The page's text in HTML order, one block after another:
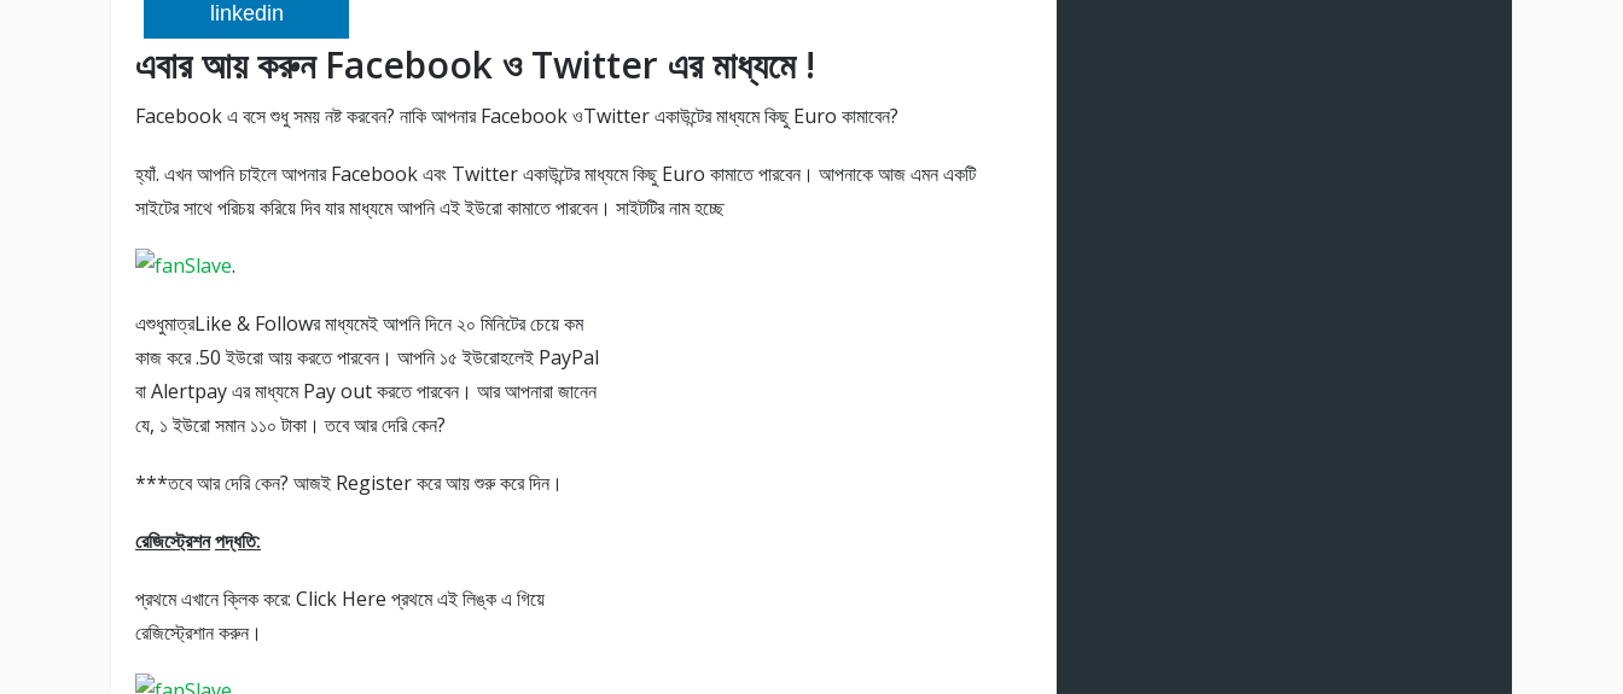
linkedin
এবার আয় করুন Facebook ও Twitter এর মাধ্যমে !
Facebook এ বসে শুধু সময় নষ্ট করবেন? নাকি আপনার Facebook ওTwitter একাউন্টের মাধ্যমে কিছু Euro কামাবেন?
হ্যাঁ. এখন আপনি চাইলে আপনার Facebook এবং Twitter একাউন্টের মাধ্যমে কিছু Euro কামাতে পারবেন। আপনাকে আজ এমন একটি
সাইটের সাথে পরিচয় করিয়ে দিব যার মাধ্যমে আপনি এই ইউরো কামাতে পারবেন। সাইটটির নাম হচ্ছে
.
এশুধুমাত্রLike & Followর মাধ্যমেই আপনি দিনে ২০ মিনিটের চেয়ে কম
কাজ করে .50 ইউরো আয় করতে পারবেন। আপনি ১৫ ইউরোহলেই PayPal
বা Alertpay এর মাধ্যমে Pay out করতে পারবেন। আর আপনারা জানেন
যে, ১ ইউরো সমান ১১০ টাকা। তবে আর দেরি কেন?
***তবে আর দেরি কেন? আজই Register করে আয় শুরু করে দিন।
রেজিস্ট্রেশনপদ্ধতি:
প্রথমে এখানে ক্লিক করে: Click Here প্রথমে এই লিঙ্ক এ গিয়ে
রেজিস্ট্রেশান করুন।